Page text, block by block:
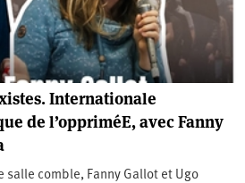
Internationale
de l’oppriméE, avec Fanny
salle comble, Fanny Gallot et Ugo